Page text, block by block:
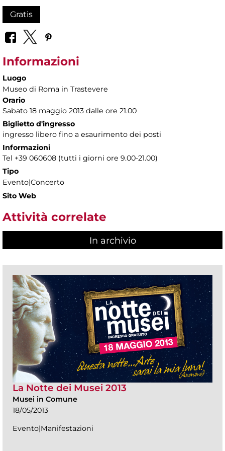
Gratis
Informazioni
Luogo
Museo di Roma in Trastevere
Orario
Sabato 18 maggio 2013 dalle ore 21.00
Biglietto d'ingresso
ingresso libero fino a esaurimento dei posti
Informazioni
Tel +39 060608 (tutti i giorni ore 9.00-21.00)
Tipo
Evento|Concerto
Sito Web
Attività correlate
In archivio
La Notte dei Musei 2013
Musei in Comune
18/05/2013
Evento|Manifestazioni